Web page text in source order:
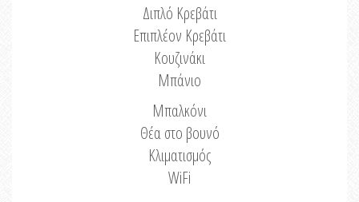
Διπλό Κρεβάτι
Επιπλέον Κρεβάτι
Κουζινάκι
Μπάνιο
Μπαλκόνι
Θέα στο βουνό
Κλιματισμός
WiFi